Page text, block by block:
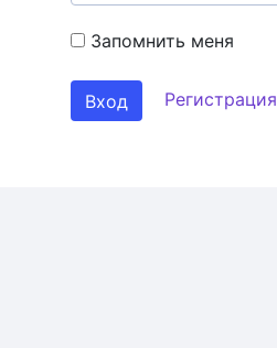
Запомнить меня
Вход Регистрация